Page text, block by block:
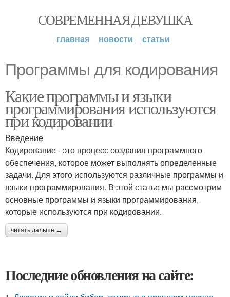
СОВРЕМЕННАЯ ДЕВУШКА
главная новости статьи
Программы для кодирования
Какие программы и языки
программирования используются
при кодировании
Введение
Кодирование - это процесс создания программного
обеспечения, которое может выполнять определенные
задачи. Для этого используются различные программы и
языки программирования. В этой статье мы рассмотрим
основные программы и языки программирования,
которые используются при кодировании.
читать дальше →
Последние обновления на сайте: